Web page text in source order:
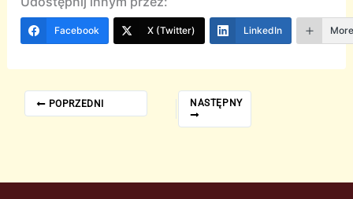
Facebook X (Twitter) LinkedIn
POPRZEDNI NASTĘPNY